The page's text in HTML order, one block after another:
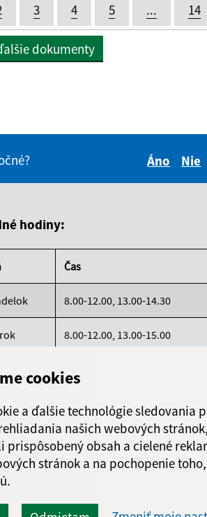
cookies
a ďalšie technológie sledovania
našich webových
prispôsobený obsah a cielené
stránok a na pochopenie
3 4 5 ... 14
dokumenty
Áno
Nie
hodiny:
Čas
8.00-12.00, 13.00-14.30
8.00-12.00, 13.00-15.00
8.00-12.00
8.00-12.00